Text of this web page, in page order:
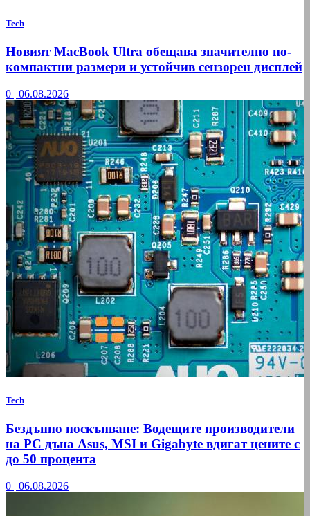
Tech
Новият MacBook Ultra обещава значително по-
компактни размери и устойчив сензорен дисплей
0 | 06.08.2026
Tech
Бездънно поскъпване: Водещите производители
на РС дъна Asus, MSI и Gigabyte вдигат цените с
до 50 процента
0 | 06.08.2026